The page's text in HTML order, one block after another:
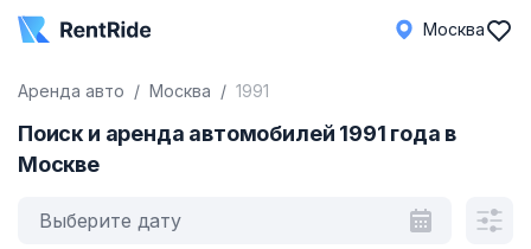
Москва
Аренда авто Москва 1991
Поиск и аренда автомобилей 1991 года в
Москве
Выберите дату